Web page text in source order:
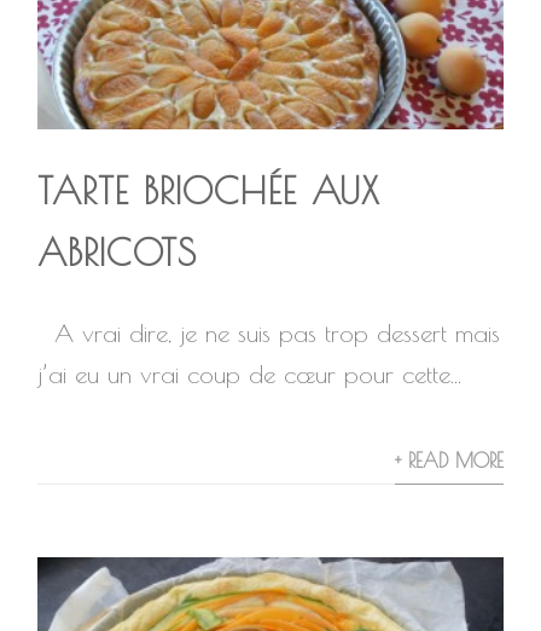
TARTE BRIOCHÉE AUX
ABRICOTS
A vrai dire, je ne suis pas trop dessert mais
j’ai eu un vrai coup de cœur pour cette...
+ READ MORE